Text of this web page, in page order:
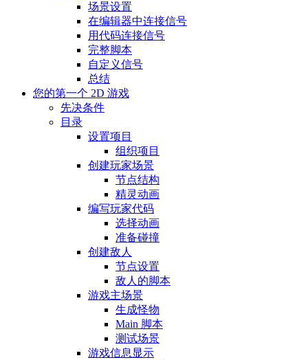
场景设置
在编辑器中连接信号
用代码连接信号
完整脚本
自定义信号
总结
您的第一个 2D 游戏
先决条件
目录
设置项目
组织项目
创建玩家场景
节点结构
精灵动画
编写玩家代码
选择动画
准备碰撞
创建敌人
节点设置
敌人的脚本
游戏主场景
生成怪物
Main 脚本
测试场景
游戏信息显示